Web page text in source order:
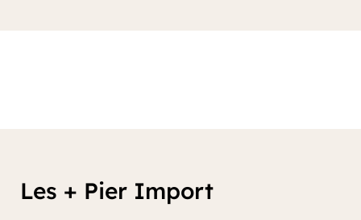
Les + Pier Import